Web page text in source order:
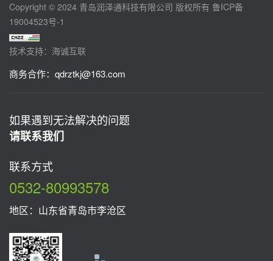
Copyright © 2024 青岛润泽通科技有限公司 版权所有 鲁ICP备
19004523号-1
技术支持：海诚互联
商务合作： qdrztkj@163.com
如果遇到无法解决的问题
请联系我们
联系方式
0532-80993578
地区：山东省青岛市李沧区